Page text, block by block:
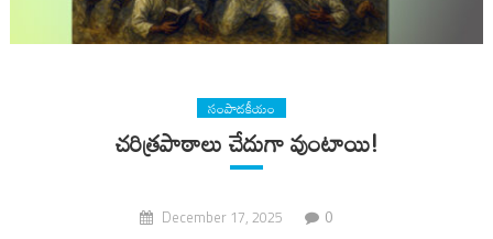
సంపాదకీయం
చరిత్రపాఠాలు చేదుగా వుంటాయి!
December 17, 2025 0